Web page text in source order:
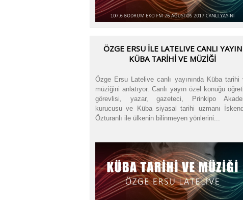
ÖZGE ERSU İLE LATELIVE CANLI YAYIN
KÜBA TARİHİ VE MÜZİĞİ
Özge Ersu Latelive canlı yayınında Küba tarihi
müziğini anlatıyor. Canlı yayın özel konuğu
görevlisi, yazar, gazeteci, Prinkipo
kurucusu ve Küba siyasal tarihi uzmanı
Özturanlı ile ülkenin bilinmeyen yönlerini...